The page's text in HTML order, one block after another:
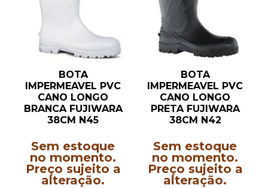
BOTA
IMPERMEAVEL PVC
CANO LONGO
BRANCA FUJIWARA
38CM N45
Sem estoque
no momento.
Preço sujeito a
alteração.
BOTA
IMPERMEAVEL PVC
CANO LONGO
PRETA FUJIWARA
38CM N42
Sem estoque
no momento.
Preço sujeito a
alteração.